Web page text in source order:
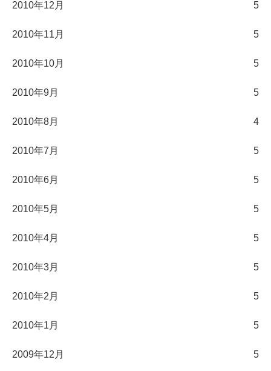
2010年12月 5
2010年11月 5
2010年10月 5
2010年9月 5
2010年8月 4
2010年7月 5
2010年6月 5
2010年5月 5
2010年4月 5
2010年3月 5
2010年2月 5
2010年1月 5
2009年12月 5